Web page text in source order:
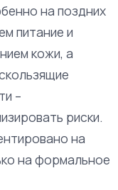
на поздних
питание и
кожи, а
–
риски.
на
на формальное